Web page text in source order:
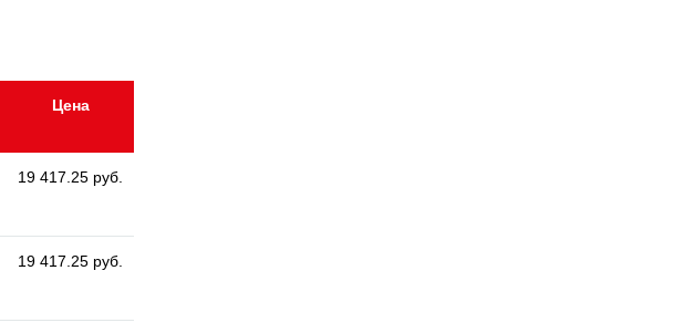
Цена
19 417.25 руб.
19 417.25 руб.